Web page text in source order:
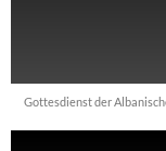
Gottesdienst der